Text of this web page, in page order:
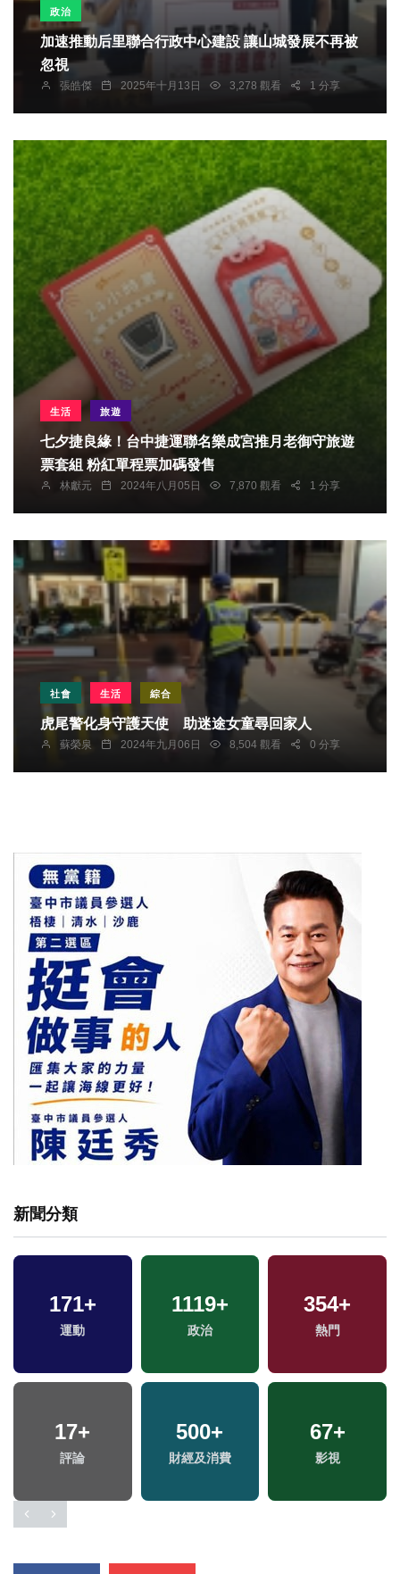
政治
加速推動后里聯合行政中心建設 讓山城發展不再被
忽視
張皓傑 2025年十月13日 3,278 觀看 1 分享
生活 旅遊
七夕捷良緣！台中捷運聯名樂成宮推月老御守旅遊
票套組 粉紅單程票加碼發售
林獻元 2024年八月05日 7,870 觀看 1 分享
社會 生活 綜合
虎尾警化身守護天使 助迷途女童尋回家人
蘇榮泉 2024年九月06日 8,504 觀看 0 分享
新聞分類
171+
運動
1119+
政治
354+
熱門
17+
評論
500+
財經及消費
67+
影視